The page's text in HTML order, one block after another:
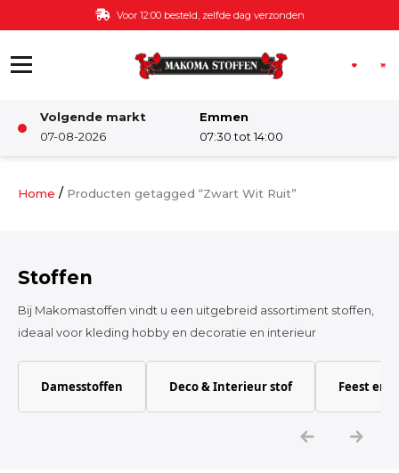
Ga naar de inhoud Voor 12:00 besteld, zelfde dag verzonden
Volgende markt
07-08-2026
Emmen
07:30 tot 14:00
Damesstoffen
Katoen
Home / Producten getagged “Zwart Wit Ruit”
Stoffen
Bij Makomastoffen vindt u een uitgebreid assortiment stoffen,
ideaal voor kleding hobby en decoratie en interieur
Damesstoffen Deco & Interieur stof Feest en